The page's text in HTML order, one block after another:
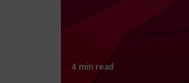
4 min read